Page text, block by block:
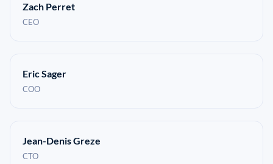
Zach Perret
CEO
Eric Sager
COO
Jean-Denis Greze
CTO